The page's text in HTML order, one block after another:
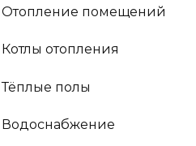
Отопление помещений
Котлы отопления
Тёплые полы
Водоснабжение